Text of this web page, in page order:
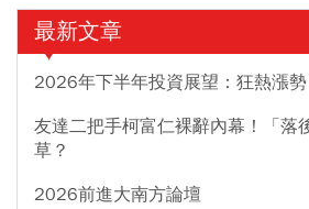
最新文章
2026年下半年投資展望：狂熱漲
友達二把手柯富仁裸辭內幕！「落
草？
2026前進大南方論壇